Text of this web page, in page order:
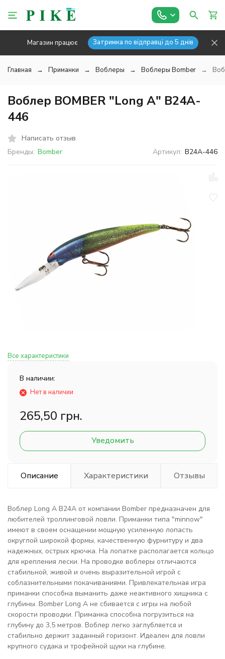
Магазин працює Затримка по відправці до 5 днів
Главная Приманки Воблеры Воблеры Bomber
Воблер BOMBER "Long A" B24A-
446
Написать отзыв
Бренды: Bomber Артикул: B24A-446
Все характеристики
В наличии:
Нет в наличии
265,50 грн.
Уведомить
Описание Характеристики Отзывы
Воблер Long A B24A от компании Bomber предназначен для
любителей троллинговой ловли. Приманки типа "minnow"
имеют в своем оснащении мощную усиленную лопасть
округлой широкой формы, качественную фурнитуру и два
надежных, острых крючка. На лопатке располагается кольцо
для крепления лески. На проводке воблеры отличаются
стабильной, живой и очень выразительной игрой с
соблазнительными покачиваниями. Привлекательная игра
приманки способна выманить даже неактивного хищника с
глубины. Bomber Long A не сбивается с игры на любой
скорости проводки. Приманка способна погрузиться на
глубину до 3,5 метров. Воблер легко заглубляется и
стабильно держит заданный горизонт. Идеален для ловли
крупного судака и трофейной щуки на глубине.